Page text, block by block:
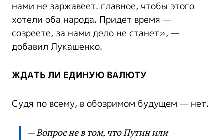
нами не заржавеет. главное, чтобы этого
хотели оба народа. Придет время —
созреете, за нами дело не станет», —
добавил Лукашенко.
ЖДАТЬ ЛИ ЕДИНУЮ ВАЛЮТУ
Судя по всему, в обозримом будущем — нет.
— Вопрос не в том, что Путин или